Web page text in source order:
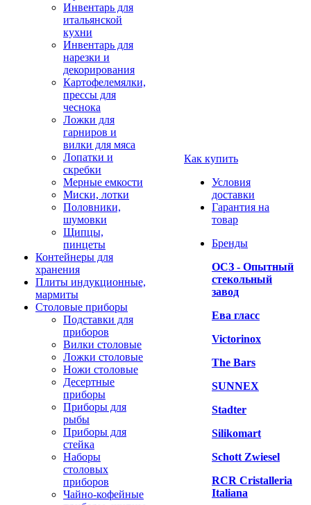
Инвентарь для
итальянской
кухни
Инвентарь для
нарезки и
декорирования
Картофелемялки,
прессы для
чеснока
Ложки для
гарниров и
вилки для мяса
Лопатки и
скребки
Мерные емкости
Миски, лотки
Половники,
шумовки
Щипцы,
пинцеты
Контейнеры для
хранения
Плиты индукционные,
мармиты
Столовые приборы
Подставки для
приборов
Вилки столовые
Ложки столовые
Ножи столовые
Десертные
приборы
Приборы для
рыбы
Приборы для
стейка
Наборы
столовых
приборов
Чайно-кофейные
Как купить
Условия
доставки
Гарантия на
товар
Бренды
ОСЗ - Опытный
стекольный
завод
Ева гласс
Victorinox
The Bars
SUNNEX
Stadter
Silikomart
Schott Zwiesel
RCR Cristalleria
Italiana